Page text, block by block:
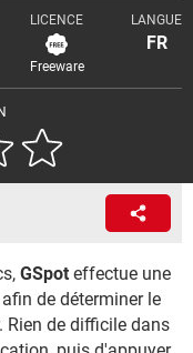
LICENCE
Freeware
LANGUE
FR
GSpot effectue une
de déterminer le
Rien de difficile dans